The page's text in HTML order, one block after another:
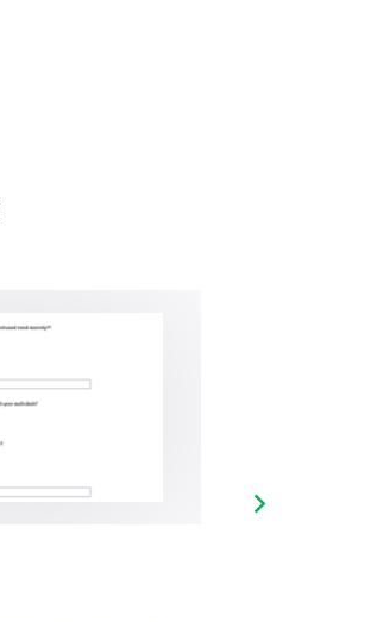
Next slide